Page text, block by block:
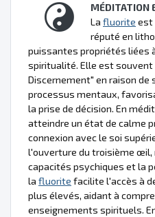
MÉDITATION
La fluorite est
réputé en
puissantes propriétés liées
spiritualité. Elle est souvent
Discernement" en raison de
processus mentaux,
la prise de décision. En
atteindre un état de calme
connexion avec le soi
l'ouverture du troisième œil,
capacités psychiques et la
la fluorite facilite l'accès à
plus élevés, aidant à
enseignements spirituels.